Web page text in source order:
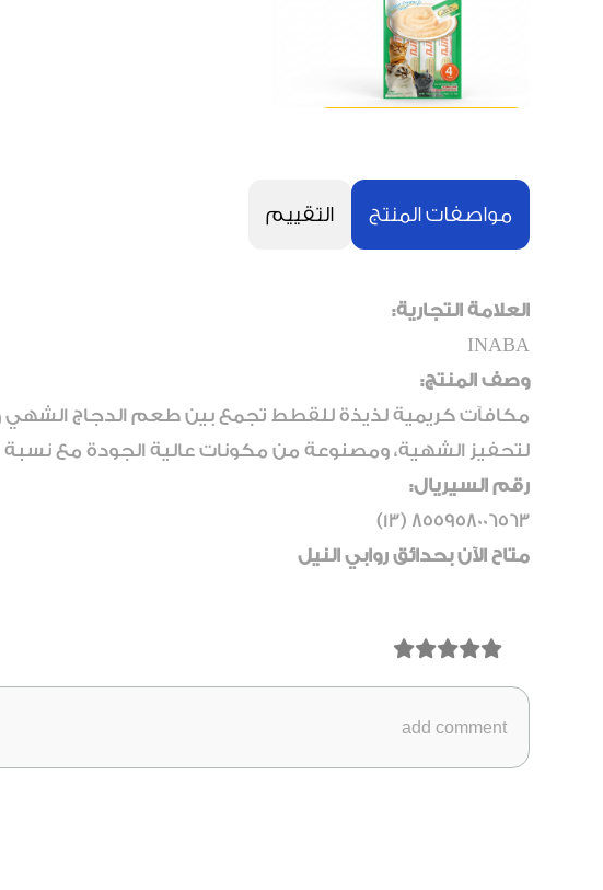
مواصفات المنتج التقييم
العلامة التجارية:
INABA
وصف المنتج:
مكافآت كريمية لذيذة للقطط تجمع بين طعم الدجاج الشهي
لتحفيز الشهية، ومصنوعة من مكونات عالية الجودة مع
رقم السيريال:
855958006563 (13)
متاح الآن بحدائق روابي النيل